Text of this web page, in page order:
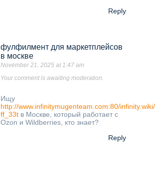
Reply
фулфилмент для маркетплейсов
в москве
November 21, 2025 at 1:47 am
Your comment is awaiting moderation.
Ищу
http://www.infinitymugenteam.com:80/
ff_33t в Москве, который работает с
Ozon и Wildberries, кто знает?
Reply